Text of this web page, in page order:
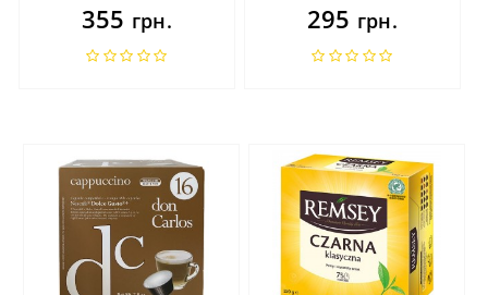
355 грн. 295 грн.